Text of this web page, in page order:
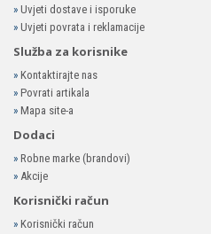
» Uvjeti dostave i isporuke
» Uvjeti povrata i reklamacije
Služba za korisnike
» Kontaktirajte nas
» Povrati artikala
» Mapa site-a
Dodaci
» Robne marke (brandovi)
» Akcije
Korisnički račun
» Korisnički račun